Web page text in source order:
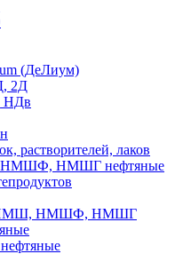
(ДеЛиум)
2Д
НДв
растворителей, лаков
НМШГ нефтяные
НМШФ, НМШГ